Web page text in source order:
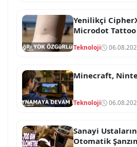
Yenilikçi
Microdot
Teknoloji
Minecraft,
Teknoloji
Sanayi
Otomatik